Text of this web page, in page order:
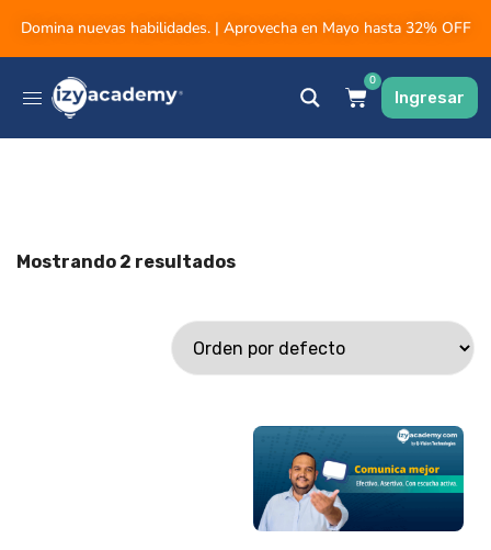
Domina nuevas habilidades. | Aprovecha en Mayo hasta 32% OFF
0
Ingresar
Mostrando 2 resultados